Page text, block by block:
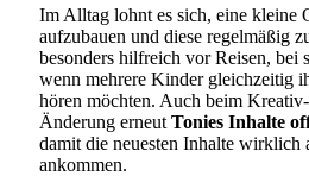
Im Alltag lohnt es sich, eine kleine
aufzubauen und diese regelmäßig
besonders hilfreich vor Reisen, bei
wenn mehrere Kinder gleichzeitig
hören möchten. Auch beim
Änderung erneut Tonies Inhalte
damit die neuesten Inhalte wirklich
ankommen.